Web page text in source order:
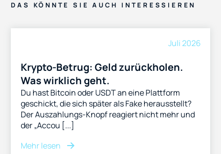
DAS KÖNNTE SIE AUCH INTERESSIEREN
Juli 2026
Krypto-Betrug: Geld zurückholen.
Was wirklich geht.
Du hast Bitcoin oder USDT an eine Plattform
geschickt, die sich später als Fake herausstellt?
Der Auszahlungs-Knopf reagiert nicht mehr und
der „Accou [...]
Mehr lesen